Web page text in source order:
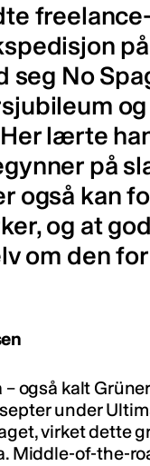
seg No
lærte
på
også kan
og at
om den
– også kalt
under
virket dette
Middle-of-the-